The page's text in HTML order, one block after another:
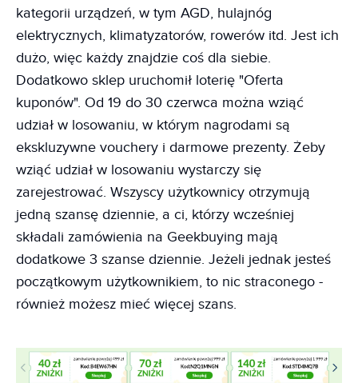
kategorii urządzeń, w tym AGD, hulajnóg
elektrycznych, klimatyzatorów, rowerów itd. Jest ich
dużo, więc każdy znajdzie coś dla siebie.
Dodatkowo sklep uruchomił loterię "Oferta
kuponów". Od 19 do 30 czerwca można wziąć
udział w losowaniu, w którym nagrodami są
ekskluzywne vouchery i darmowe prezenty. Żeby
wziąć udział w losowaniu wystarczy się
zarejestrować. Wszyscy użytkownicy otrzymują
jedną szansę dziennie, a ci, którzy wcześniej
składali zamówienia na Geekbuying mają
dodatkowe 3 szanse dziennie. Jeżeli jednak jesteś
początkowym użytkownikiem, to nic straconego -
również możesz mieć więcej szans.